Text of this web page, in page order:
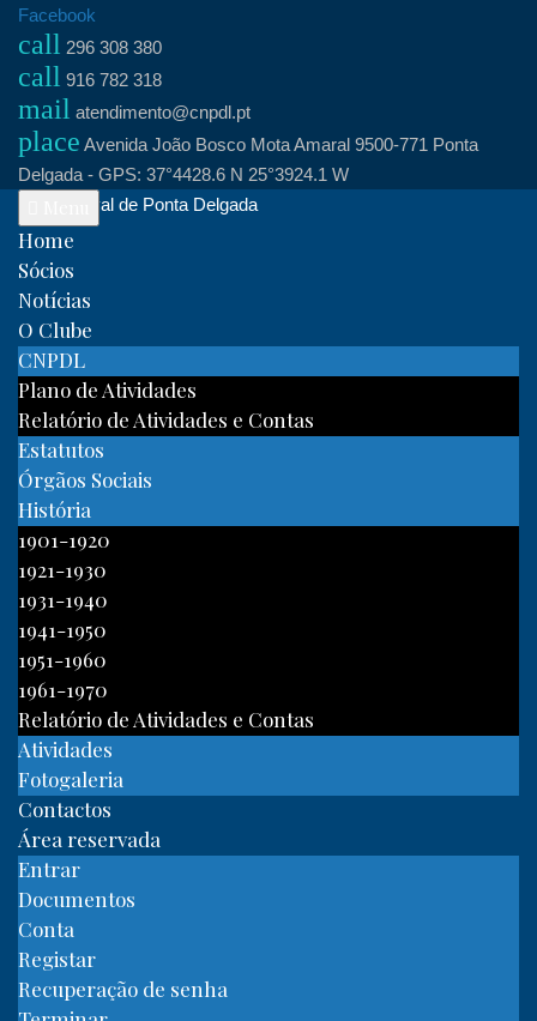
Skip
content
Facebook
call 296 308 380
call 916 782 318
mail atendimento@cnpdl.pt
place Avenida João Bosco Mota Amaral 9500-771 Ponta
Delgada - GPS: 37°4428.6 N 25°3924.1 W
Clube Naval de Ponta Delgada
Home
Sócios
Notícias
O Clube
CNPDL
Plano de Atividades
Relatório de Atividades e Contas
Estatutos
Órgãos Sociais
História
1901-1920
1921-1930
1931-1940
1941-1950
1951-1960
1961-1970
Relatório de Atividades e Contas
Atividades
Fotogaleria
Contactos
Área reservada
Entrar
Documentos
Conta
Registar
Recuperação de senha